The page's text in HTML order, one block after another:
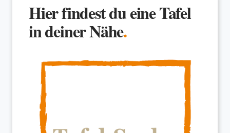
Hier findest du eine Tafel
in deiner Nähe.